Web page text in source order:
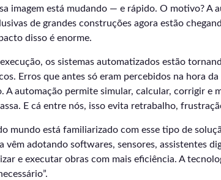
imagem está mudando — e rápido. O motivo? A
de grandes construções agora estão
disso é enorme.
os sistemas automatizados estão
Erros que antes só eram percebidos na hora
A automação permite simular, calcular, corrigir e
E cá entre nós, isso evita retrabalho,
mundo está familiarizado com esse tipo de
vêm adotando softwares, sensores, assistentes
e executar obras com mais eficiência. A